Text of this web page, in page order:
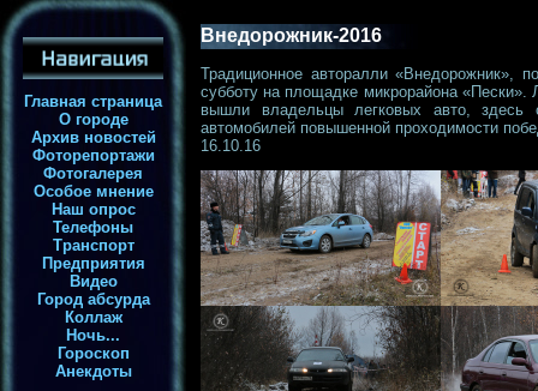
Главная страница
О городе
Архив новостей
Фоторепортажи
Фотогалерея
Особое мнение
Наш опрос
Телефоны
Транспорт
Предприятия
Видео
Город абсурда
Коллаж
Ночь...
Гороскоп
Анекдоты
Внедорожник-2016
Традиционное авторалли «Внедорожник»,
субботу на площадке микрорайона
вышли владельцы легковых авто,
автомобилей повышенной проходимости
16.10.16